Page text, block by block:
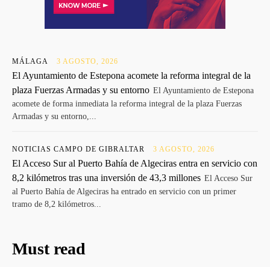
MÁLAGA 3 AGOSTO, 2026
El Ayuntamiento de Estepona acomete la reforma integral de la
plaza Fuerzas Armadas y su entorno El Ayuntamiento de Estepona
acomete de forma inmediata la reforma integral de la plaza Fuerzas
Armadas y su entorno,...
NOTICIAS CAMPO DE GIBRALTAR 3 AGOSTO, 2026
El Acceso Sur al Puerto Bahía de Algeciras entra en servicio con
8,2 kilómetros tras una inversión de 43,3 millones El Acceso Sur
al Puerto Bahía de Algeciras ha entrado en servicio con un primer
tramo de 8,2 kilómetros...
Must read